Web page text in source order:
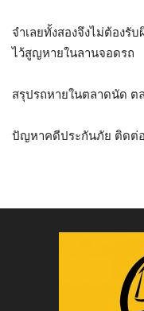
จำเลยทั้งสองจึงไม่ต้องรั
ไว้สูญหายในลานจอดรถ
สรุปรถหายในตลาดนัด ต
ปัญหาคดีประกันภัย ติดต่